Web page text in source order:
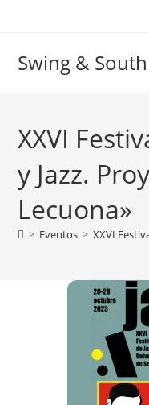
Swing & South
XXVI
y Jazz.
Lecuona»
> Eventos > XXVI